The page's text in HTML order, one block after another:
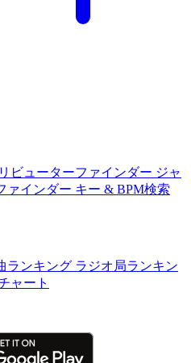
ビューターファインダー ジャ
ァインダー キー & BPM検索
ランキング ラジオ局ランキン
ャート